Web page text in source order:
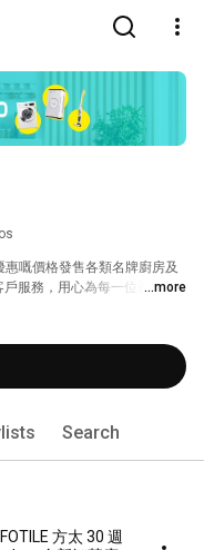
惠嘅價格發售各類名牌廚房及
服務，用心為每一位香港人
...more
Search
方太 30 週